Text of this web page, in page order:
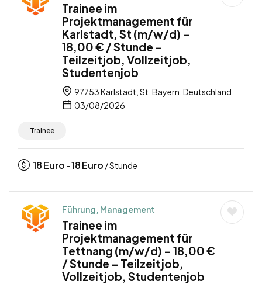
Trainee im
Projektmanagement für
Karlstadt, St (m/w/d) –
18,00 € / Stunde –
Teilzeitjob, Vollzeitjob,
Studentenjob
97753 Karlstadt, St, Bayern, Deutschland
03/08/2026
Trainee
18Euro -18Euro / Stunde
Führung, Management
Trainee im
Projektmanagement für
Tettnang (m/w/d) – 18,00 €
/ Stunde – Teilzeitjob,
Vollzeitjob, Studentenjob